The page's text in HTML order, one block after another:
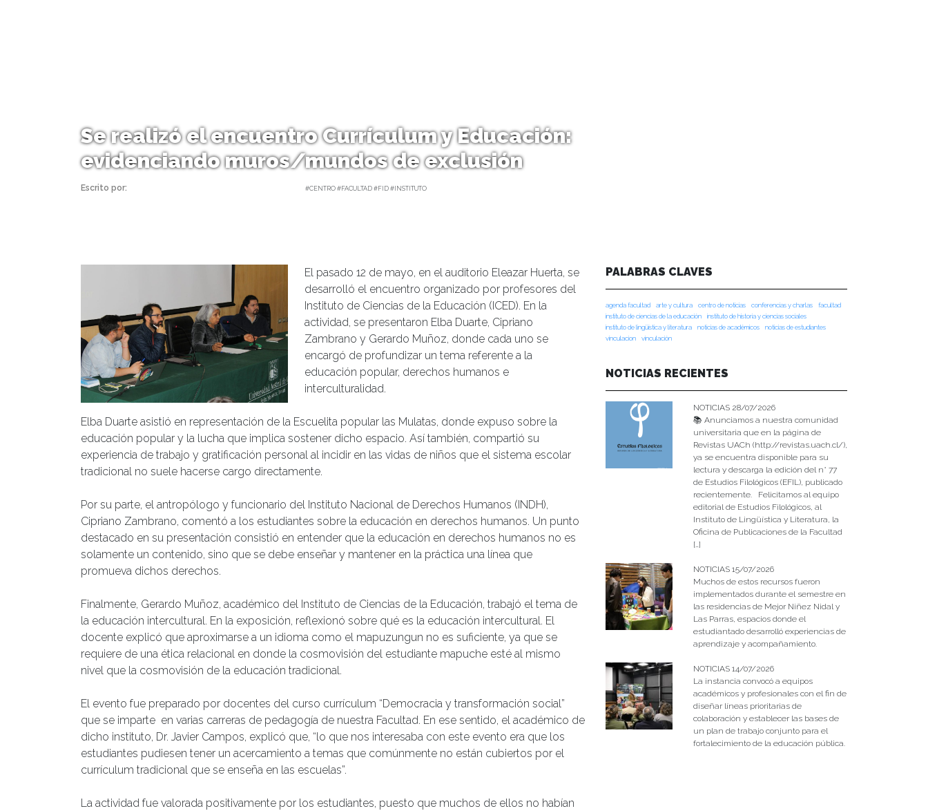
Se realizó el encuentro Currículum y Educación:
evidenciando muros/mundos de exclusión
Escrito por: #CENTRO #FACULTAD #FID #INSTITUTO
El pasado 12 de mayo, en el auditorio Eleazar Huerta, se
desarrolló el encuentro organizado por profesores del
Instituto de Ciencias de la Educación (ICED). En la
actividad, se presentaron Elba Duarte, Cipriano
Zambrano y Gerardo Muñoz, donde cada uno se
encargó de profundizar un tema referente a la
educación popular, derechos humanos e
interculturalidad.
Elba Duarte asistió en representación de la Escuelita popular las Mulatas, donde expuso sobre la
educación popular y la lucha que implica sostener dicho espacio. Así también, compartió su
experiencia de trabajo y gratificación personal al incidir en las vidas de niños que el sistema escolar
tradicional no suele hacerse cargo directamente.
Por su parte, el antropólogo y funcionario del Instituto Nacional de Derechos Humanos (INDH),
Cipriano Zambrano, comentó a los estudiantes sobre la educación en derechos humanos. Un punto
destacado en su presentación consistió en entender que la educación en derechos humanos no es
solamente un contenido, sino que se debe enseñar y mantener en la práctica una línea que
promueva dichos derechos.
Finalmente, Gerardo Muñoz, académico del Instituto de Ciencias de la Educación, trabajó el tema de
la educación intercultural. En la exposición, reflexionó sobre qué es la educación intercultural. El
docente explicó que aproximarse a un idioma como el mapuzungun no es suficiente, ya que se
requiere de una ética relacional en donde la cosmovisión del estudiante mapuche esté al mismo
nivel que la cosmovisión de la educación tradicional.
El evento fue preparado por docentes del curso currículum “Democracia y transformación social”
que se imparte en varias carreras de pedagogía de nuestra Facultad. En ese sentido, el académico de
dicho instituto, Dr. Javier Campos, explicó que, “lo que nos interesaba con este evento era que los
estudiantes pudiesen tener un acercamiento a temas que comúnmente no están cubiertos por el
currículum tradicional que se enseña en las escuelas”.
La actividad fue valorada positivamente por los estudiantes, puesto que muchos de ellos no habían
PALABRAS CLAVES
agenda facultad arte y cultura centro de noticias conferencias y charlas
facultad
instituto de ciencias de la educación
instituto de historia y ciencias sociales
instituto de lingüística y literatura
noticias de académicos
noticias de estudiantes
vinculacion
vinculación
NOTICIAS RECIENTES
NOTICIAS 28/07/2026
📚 Anunciamos a nuestra comunidad
universitaria que en la página de
Revistas UACh (http://revistas.uach.cl/),
ya se encuentra disponible para su
lectura y descarga la edición del n° 77
de Estudios Filológicos (EFIL), publicado
recientemente. Felicitamos al equipo
editorial de Estudios Filológicos, al
Instituto de Lingüística y Literatura, la
Oficina de Publicaciones de la Facultad
[…]
NOTICIAS 15/07/2026
Muchos de estos recursos fueron
implementados durante el semestre en
las residencias de Mejor Niñez Nidal y
Las Parras, espacios donde el
estudiantado desarrolló experiencias de
aprendizaje y acompañamiento.
NOTICIAS 14/07/2026
La instancia convocó a equipos
académicos y profesionales con el fin de
diseñar líneas prioritarias de
colaboración y establecer las bases de
un plan de trabajo conjunto para el
fortalecimiento de la educación pública.